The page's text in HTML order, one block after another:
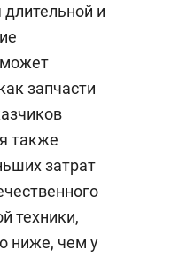
и
может
запчасти
также
затрат
техники,
ниже, чем у